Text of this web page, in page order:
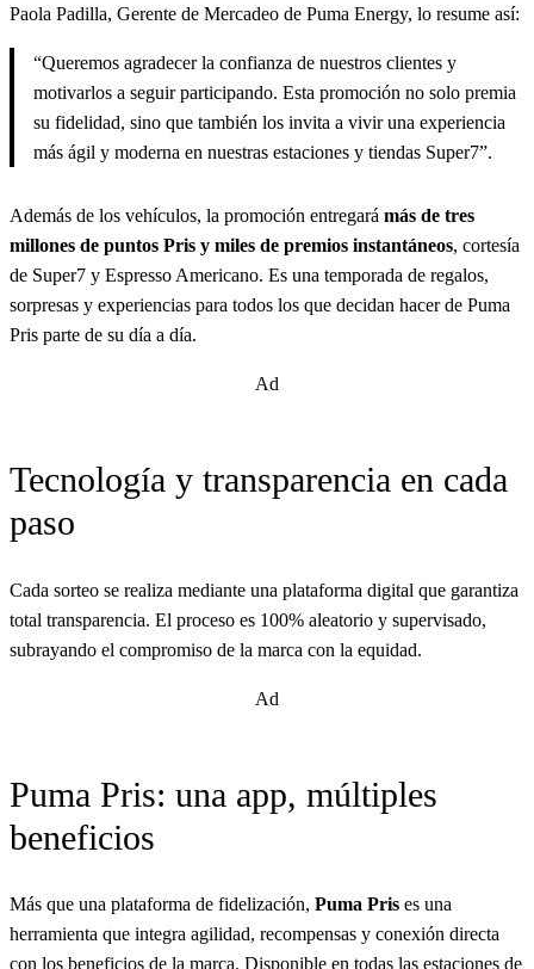
Paola Padilla, Gerente de Mercadeo de Puma Energy, lo resume así:
“Queremos agradecer la confianza de nuestros clientes y
motivarlos a seguir participando. Esta promoción no solo premia
su fidelidad, sino que también los invita a vivir una experiencia
más ágil y moderna en nuestras estaciones y tiendas Super7”.
Además de los vehículos, la promoción entregará más de tres
millones de puntos Pris y miles de premios instantáneos, cortesía
de Super7 y Espresso Americano. Es una temporada de regalos,
sorpresas y experiencias para todos los que decidan hacer de Puma
Pris parte de su día a día.
Ad
Tecnología y transparencia en cada
paso
Cada sorteo se realiza mediante una plataforma digital que garantiza
total transparencia. El proceso es 100% aleatorio y supervisado,
subrayando el compromiso de la marca con la equidad.
Ad
Puma Pris: una app, múltiples
beneficios
Más que una plataforma de fidelización, Puma Pris es una
herramienta que integra agilidad, recompensas y conexión directa
con los beneficios de la marca. Disponible en todas las estaciones de